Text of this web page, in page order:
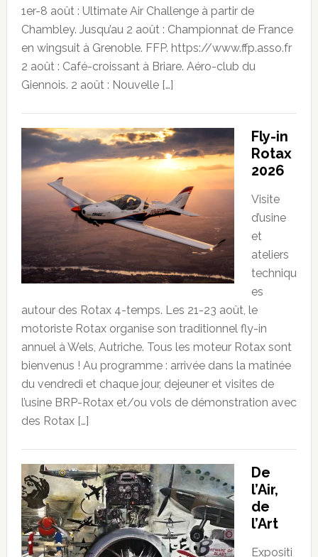
1er-8 août : Ultimate Air Challenge à partir de
Chambley. Jusqu’au 2 août : Championnat de France
en wingsuit à Grenoble. FFP. https://www.ffp.asso.fr
2 août : Café-croissant à Briare. Aéro-club du
Giennois. 2 août : Nouvelle […]
Fly-in
Rotax
2026
Visite
d’usine
et
ateliers
techniqu
es
autour des Rotax 4-temps. Les 21-23 août, le
motoriste Rotax organise son traditionnel fly-in
annuel à Wels, Autriche. Tous les moteur Rotax sont
bienvenus ! Au programme : arrivée dans la matinée
du vendredi et chaque jour, dejeuner et visites de
l’usine BRP-Rotax et/ou vols de démonstration avec
des Rotax […]
De
l’Air,
de
l’Art
Expositi